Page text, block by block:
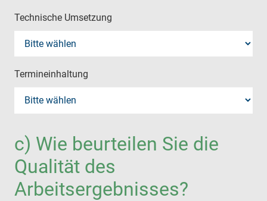
Technische Umsetzung
Termineinhaltung
c) Wie beurteilen Sie die
Qualität des
Arbeitsergebnisses?